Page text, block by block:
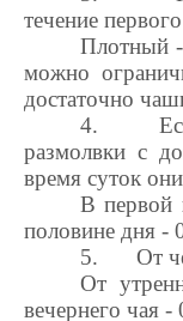
течение
Плотный -
можно
достаточно
4.
размолвки с
время суток
В первой
половине дня -
5.
От
От
вечернего чая -